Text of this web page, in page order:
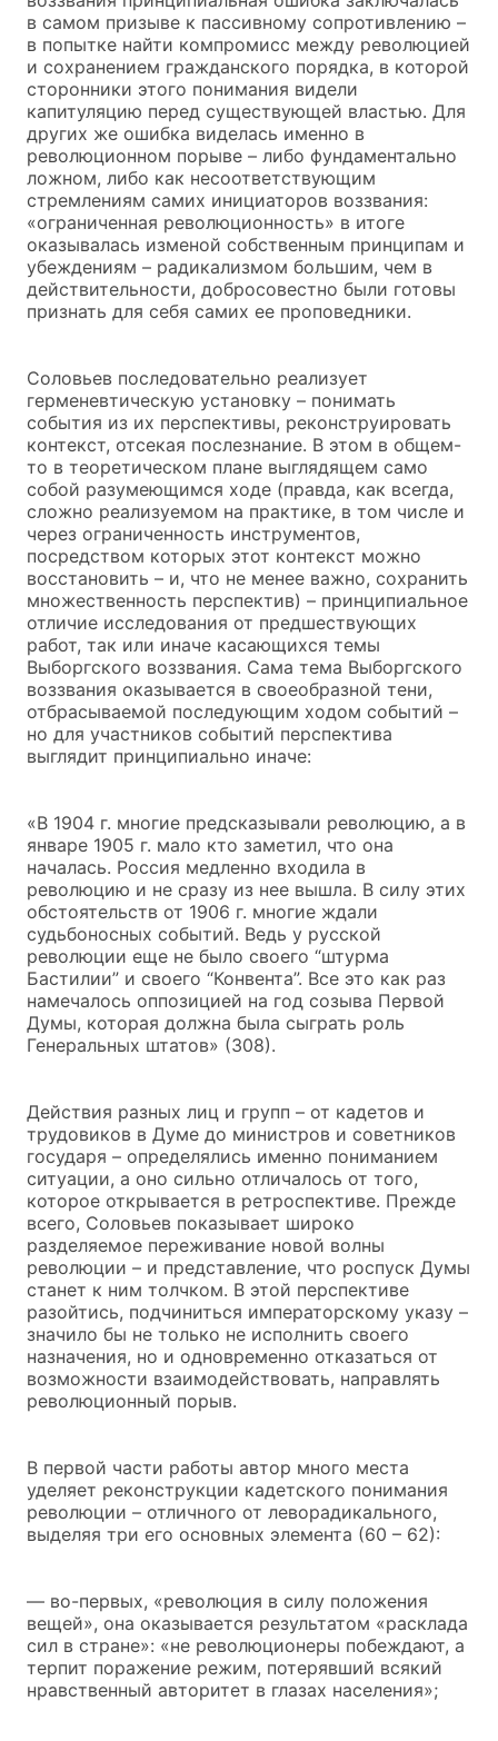
в самом призыве к пассивному сопротивлению –
в попытке найти компромисс между революцией
и сохранением гражданского порядка, в которой
сторонники этого понимания видели
капитуляцию перед существующей властью. Для
других же ошибка виделась именно в
революционном порыве – либо фундаментально
ложном, либо как несоответствующим
стремлениям самих инициаторов воззвания:
«ограниченная революционность» в итоге
оказывалась изменой собственным принципам и
убеждениям – радикализмом большим, чем в
действительности, добросовестно были готовы
признать для себя самих ее проповедники.
Соловьев последовательно реализует
герменевтическую установку – понимать
события из их перспективы, реконструировать
контекст, отсекая послезнание. В этом в общем-
то в теоретическом плане выглядящем само
собой разумеющимся ходе (правда, как всегда,
сложно реализуемом на практике, в том числе и
через ограниченность инструментов,
посредством которых этот контекст можно
восстановить – и, что не менее важно, сохранить
множественность перспектив) – принципиальное
отличие исследования от предшествующих
работ, так или иначе касающихся темы
Выборгского воззвания. Сама тема Выборгского
воззвания оказывается в своеобразной тени,
отбрасываемой последующим ходом событий –
но для участников событий перспектива
выглядит принципиально иначе:
«В 1904 г. многие предсказывали революцию, а в
январе 1905 г. мало кто заметил, что она
началась. Россия медленно входила в
революцию и не сразу из нее вышла. В силу этих
обстоятельств от 1906 г. многие ждали
судьбоносных событий. Ведь у русской
революции еще не было своего “штурма
Бастилии” и своего “Конвента”. Все это как раз
намечалось оппозицией на год созыва Первой
Думы, которая должна была сыграть роль
Генеральных штатов» (308).
Действия разных лиц и групп – от кадетов и
трудовиков в Думе до министров и советников
государя – определялись именно пониманием
ситуации, а оно сильно отличалось от того,
которое открывается в ретроспективе. Прежде
всего, Соловьев показывает широко
разделяемое переживание новой волны
революции – и представление, что роспуск Думы
станет к ним толчком. В этой перспективе
разойтись, подчиниться императорскому указу –
значило бы не только не исполнить своего
назначения, но и одновременно отказаться от
возможности взаимодействовать, направлять
революционный порыв.
В первой части работы автор много места
уделяет реконструкции кадетского понимания
революции – отличного от леворадикального,
выделяя три его основных элемента (60 – 62):
— во-первых, «революция в силу положения
вещей», она оказывается результатом «расклада
сил в стране»: «не революционеры побеждают, а
терпит поражение режим, потерявший всякий
нравственный авторитет в глазах населения»;